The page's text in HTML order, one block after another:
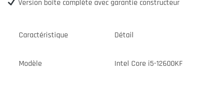
Version boîte complète avec garantie constructeur
Caractéristique Détail
Modèle Intel Core i5-12600KF